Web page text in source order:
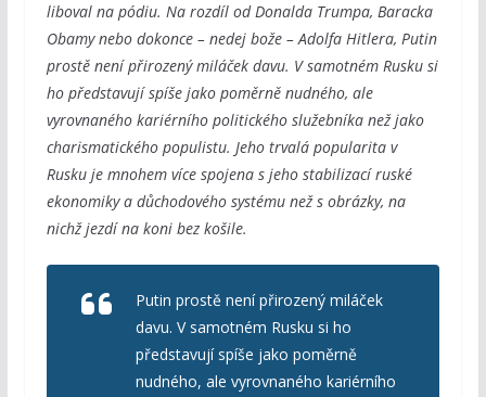
liboval na pódiu. Na rozdíl od Donalda Trumpa, Baracka
Obamy nebo dokonce – nedej bože – Adolfa Hitlera, Putin
prostě není přirozený miláček davu. V samotném Rusku si
ho představují spíše jako poměrně nudného, ale
vyrovnaného kariérního politického služebníka než jako
charismatického populistu. Jeho trvalá popularita v
Rusku je mnohem více spojena s jeho stabilizací ruské
ekonomiky a důchodového systému než s obrázky, na
nichž jezdí na koni bez košile.
Putin prostě není přirozený miláček
davu. V samotném Rusku si ho
představují spíše jako poměrně
nudného, ale vyrovnaného kariérního